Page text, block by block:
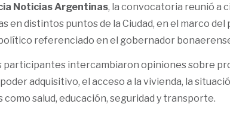
Noticias Argentinas, la convocatoria reunió a
en distintos puntos de la Ciudad, en el marco del
referenciado en el gobernador
participantes intercambiaron opiniones sobre
adquisitivo, el acceso a la vivienda, la
salud, educación, seguridad y transporte.